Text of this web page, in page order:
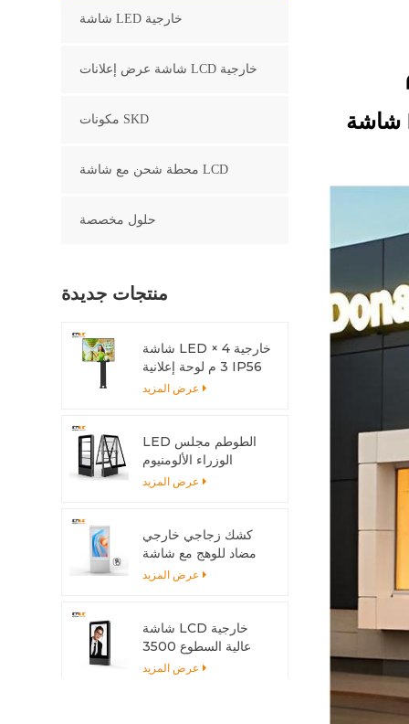
شاشة LCD خارجية عالية السطوع مقاس 65 بوصة، يتم تشغيلها من خلال اللافتات الرقمية،
شاشة LED خارجية
شاشة عرض إعلانات LCD خارجية
مكونات SKD
محطة شحن مع شاشة LCD
حلول مخصصة
منتجات جديدة
شاشة LED خارجية 4 ×
3 م لوحة إعلانية IP56
LED
عرض المزيد
LED الطوطم مجلس
الوزراء الألومنيوم
الشخصي المضادة للتآكل
عرض المزيد
كشك زجاجي خارجي
مضاد للوهج مع شاشة
متعددة اللمس
عرض المزيد
شاشة LCD خارجية
عالية السطوع 3500
شمعة مع هيكل من
عرض المزيد